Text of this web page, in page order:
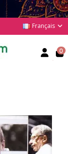
Français
0